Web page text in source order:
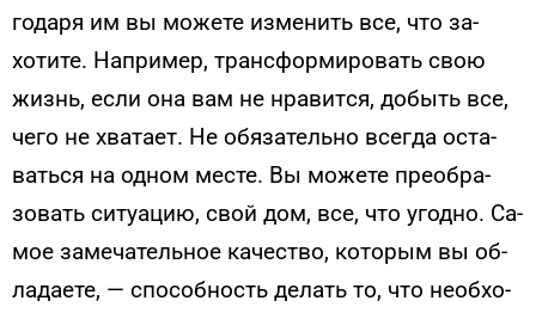
года­ря им вы мо­жете из­ме­нить все, что за­
хоти­те. Нап­ри­мер, тран­сфор­ми­ровать свою
жизнь, ес­ли она вам не нра­вит­ся, до­быть все,
че­го не хва­та­ет. Не обя­затель­но всег­да ос­та­
вать­ся на од­ном мес­те. Вы мо­жете пре­об­ра­
зовать си­ту­ацию, свой дом, все, что угод­но. Са­
мое за­меча­тель­ное ка­чес­тво, ко­торым вы об­
ла­да­ете, — спо­соб­ность де­лать то, что не­об­хо­